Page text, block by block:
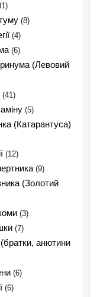
(8)
(4)
(6)
(Левовий
(41)
(5)
(Катарантуса)
(12)
(9)
(Золотий
(3)
(7)
анютини
(6)
(6)